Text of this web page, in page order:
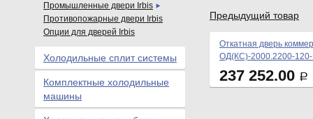
Предыдущий товар
Откатная дверь
ОД(КС)-2000.2200-
237 252.00 Р
Промышленные двери Irbis
Противопожарные двери Irbis
Опции для дверей Irbis
Холодильные сплит системы
Комплектные холодильные
машины